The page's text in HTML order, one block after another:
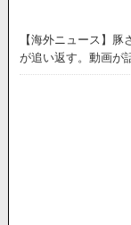
【海外ニュース】
が追い返す。動画が